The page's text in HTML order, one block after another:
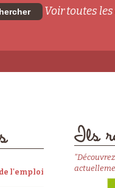
Voir toutes les
l'emploi
Ils